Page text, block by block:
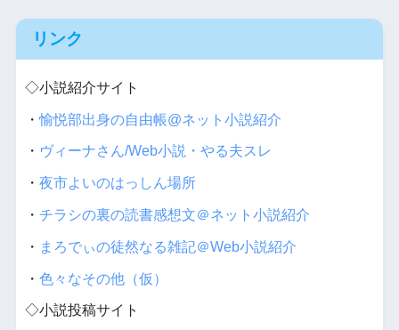
リンク
◇小説紹介サイト
・愉悦部出身の自由帳@ネット小説紹介
・ ヴィーナさん/Web小説・やる夫スレ
・ 夜市よいのはっしん場所
・ チラシの裏の読書感想文＠ネット小説紹介
・ まろでぃの徒然なる雑記＠Web小説紹介
・ 色々なその他（仮）
◇小説投稿サイト